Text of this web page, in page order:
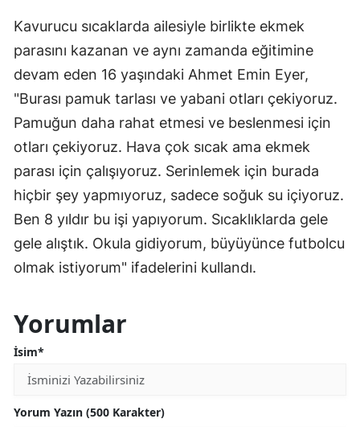
Kavurucu sıcaklarda ailesiyle birlikte ekmek
parasını kazanan ve aynı zamanda eğitimine
devam eden 16 yaşındaki Ahmet Emin Eyer,
"Burası pamuk tarlası ve yabani otları çekiyoruz.
Pamuğun daha rahat etmesi ve beslenmesi için
otları çekiyoruz. Hava çok sıcak ama ekmek
parası için çalışıyoruz. Serinlemek için burada
hiçbir şey yapmıyoruz, sadece soğuk su içiyoruz.
Ben 8 yıldır bu işi yapıyorum. Sıcaklıklarda gele
gele alıştık. Okula gidiyorum, büyüyünce futbolcu
olmak istiyorum" ifadelerini kullandı.
Yorumlar
İsim*
Yorum Yazın (500 Karakter)